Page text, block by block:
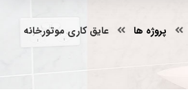
پروژه ها عایق کاری موتورخانه